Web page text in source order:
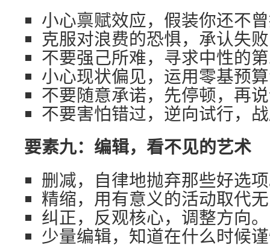
小心禀赋效应，假装你还不
克服对浪费的恐惧，承认失
不要强己所难，寻求中性的
小心现状偏见，运用零基预
不要随意承诺，先停顿，再
不要害怕错过，逆向试行，
要素九：编辑，看不见的艺术
删减，自律地抛弃那些好选
精缩，用有意义的活动取代
纠正，反观核心，调整方向。
少量编辑，知道在什么时候